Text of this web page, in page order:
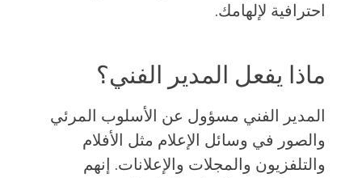
احترافية لإلهامك.
ماذا يفعل المدير الفني؟
المدير الفني مسؤول عن الأسلوب المرئي
والصور في وسائل الإعلام مثل الأفلام
والتلفزيون والمجلات والإعلانات. إنهم